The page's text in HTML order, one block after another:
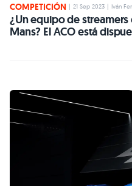
COMPETICIÓN | 21 Sep 2023 | Iván
¿Un equipo de streamers
Mans? El ACO está